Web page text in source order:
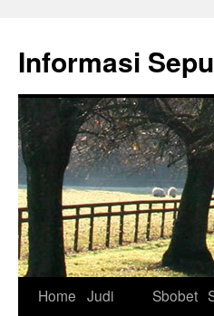
content
Informasi
Home Judi
Sbobet